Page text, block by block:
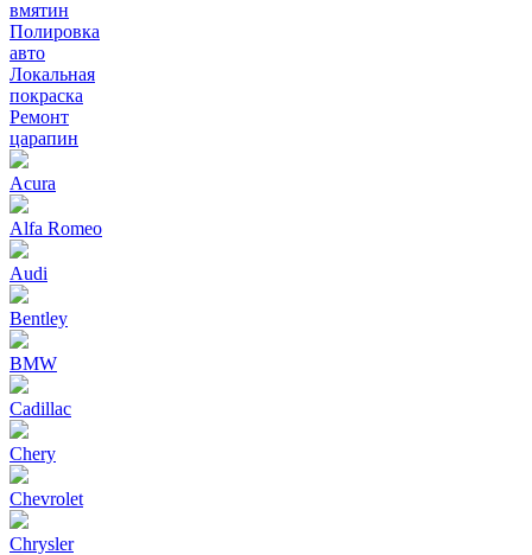
вмятин
Полировка
авто
Локальная
покраска
Ремонт
царапин
Acura
Alfa Romeo
Audi
Bentley
BMW
Cadillac
Chery
Chevrolet
Chrysler